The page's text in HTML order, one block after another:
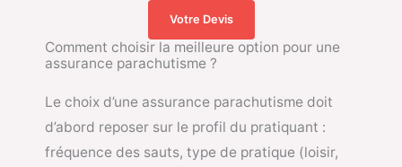
Votre Devis
Comment choisir la meilleure option pour une
assurance parachutisme ?
Le choix d’une assurance parachutisme doit
d’abord reposer sur le profil du pratiquant :
fréquence des sauts, type de pratique (loisir,